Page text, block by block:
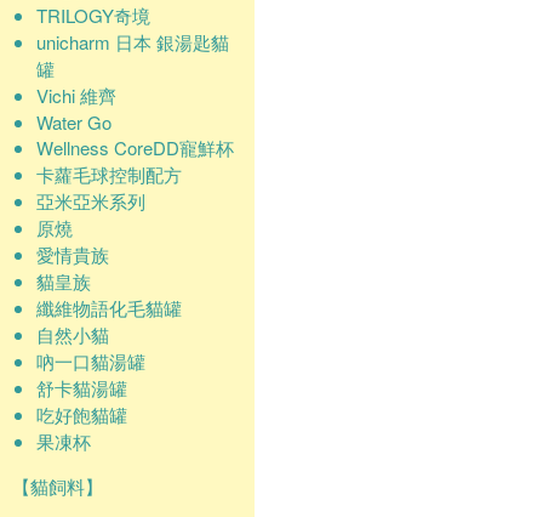
TRILOGY奇境
unicharm 日本 銀湯匙貓
罐
Vichi 維齊
Water Go
Wellness CoreDD寵鮮杯
卡蘿毛球控制配方
亞米亞米系列
原燒
愛情貴族
貓皇族
纖維物語化毛貓罐
自然小貓
吶一口貓湯罐
舒卡貓湯罐
吃好飽貓罐
果凍杯
【貓飼料】